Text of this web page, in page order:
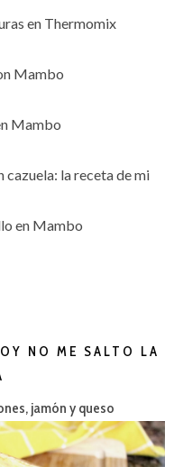
en Thermomix
Mambo
Mambo
cazuela: la receta de mi
en Mambo
NO ME SALTO LA
jamón y queso